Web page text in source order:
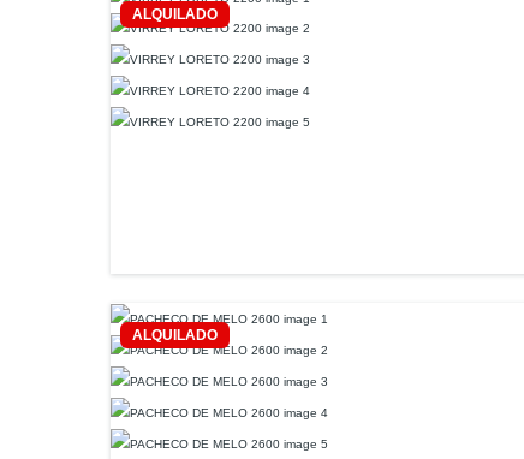
ALQUILADO
ALQUILADO